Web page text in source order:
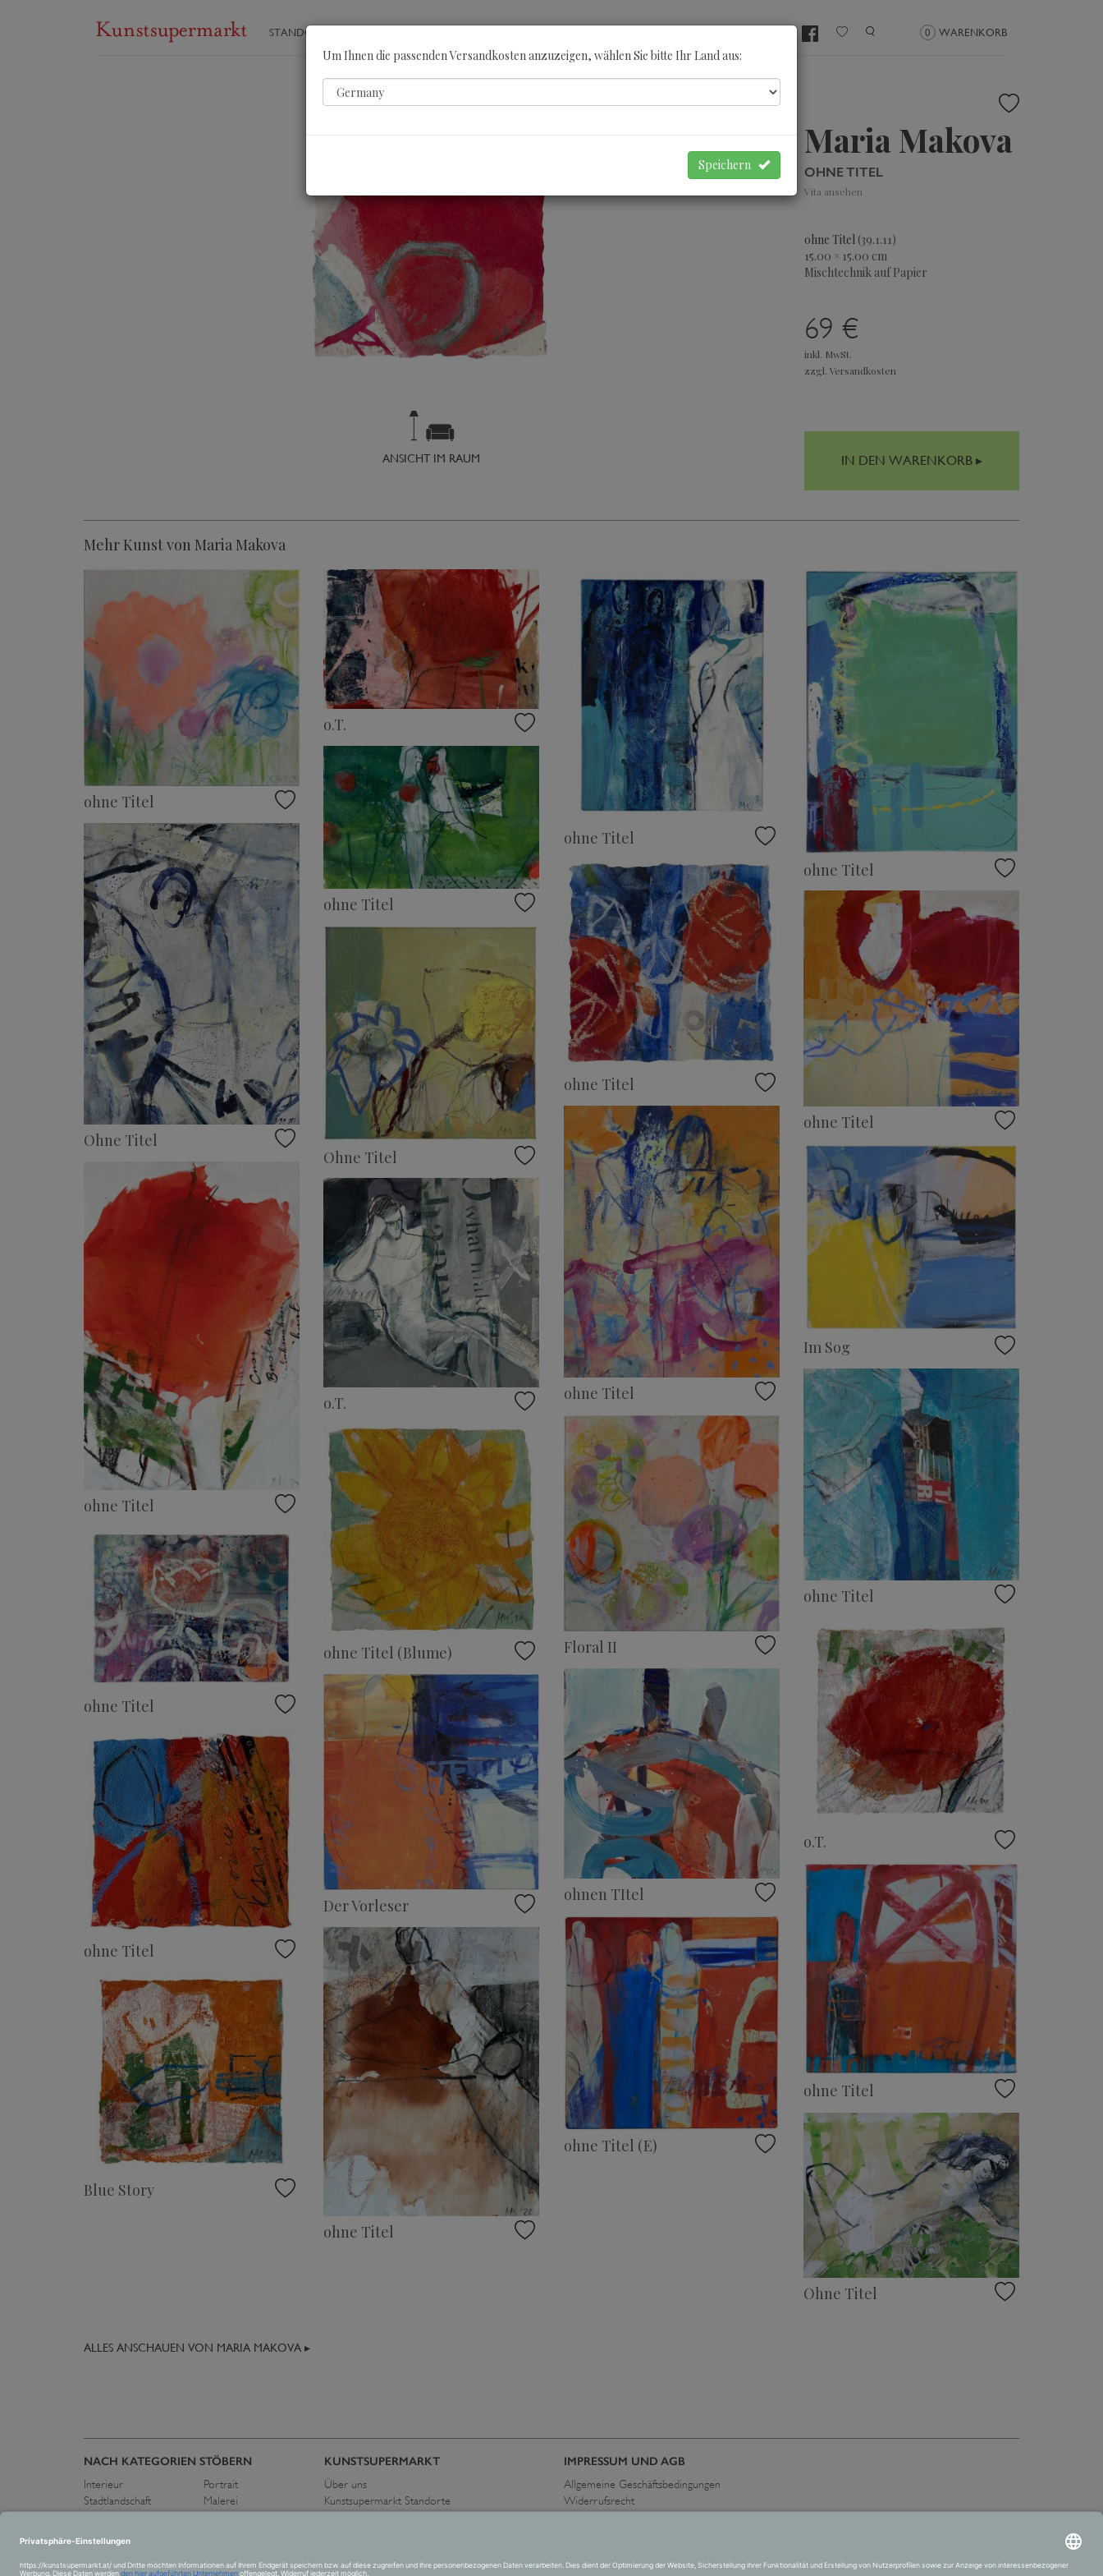
STANDORTE 0 WARENKORB
ANSICHT IM RAUM
Maria Makova
OHNE TITEL
Vita ansehen
ohne Titel(39.1.11)
15.00 × 15.00 cm
Mischtechnik auf Papier
69 €
inkl. MwSt.
zzgl. Versandkosten
IN DEN WARENKORB ▸
Mehr Kunst von Maria Makova
ohne Titel
o.T.
ohne Titel
ohne Titel
ohne Titel
Ohne Titel
ohne Titel
ohne Titel
Ohne Titel
ohne Titel
Im Sog
ohne Titel
o.T.
ohne Titel
Floral II
ohne Titel (Blume)
ohne Titel
o.T.
ohnen TItel
Der Vorleser
ohne Titel
ohne Titel
ohne Titel (E)
ohne Titel
Blue Story
Ohne Titel
ALLES ANSCHAUEN VON MARIA MAKOVA ▸
NACH KATEGORIEN STÖBERN
Interieur
Stadtlandschaft
Landschaft
Abstrakt
Portrait
Malerei
Collage
KUNSTSUPERMARKT
Über uns
Kunstsupermarkt Standorte
IMPRESSUM UND AGB
Allgemeine Geschäftsbedingungen
Widerrufsrecht
Versand und Zahlung
Um Ihnen die passenden Versandkosten anzuzeigen, wählen Sie bitte Ihr Land aus:
Speichern